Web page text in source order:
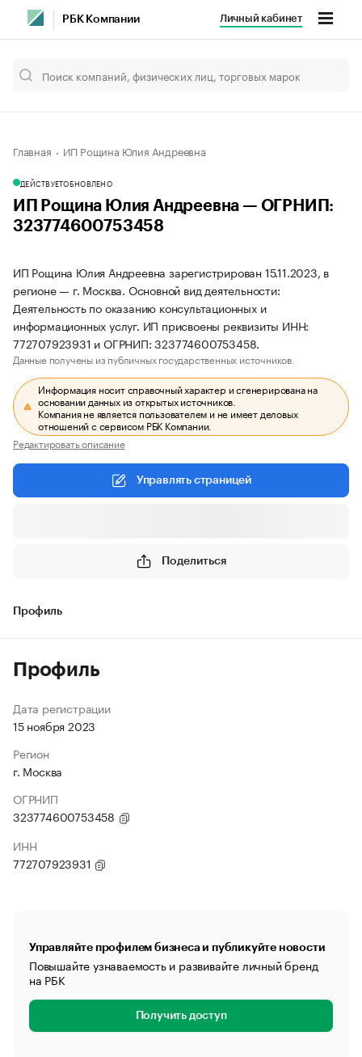
РБК Компании Личный кабинет
Главная ИП Рощина Юлия Андреевна
ДЕЙСТВУЕТОБНОВЛЕНО
ИП Рощина Юлия Андреевна — ОГРНИП:
323774600753458
ИП Рощина Юлия Андреевна зарегистрирован 15.11.2023, в
регионе — г. Москва. Основной вид деятельности:
Деятельность по оказанию консультационных и
информационных услуг. ИП присвоены реквизиты ИНН:
772707923931 и ОГРНИП: 323774600753458.
Данные получены из публичных государственных источников.
Информация носит справочный характер и сгенерирована на
основании данных из открытых источников.
Компания не является пользователем и не имеет деловых
отношений с сервисом РБК Компании.
Редактировать описание
Управлять страницей
Поделиться
Профиль
Профиль
Дата регистрации
15 ноября 2023
Регион
г. Москва
ОГРНИП
323774600753458
ИНН
772707923931
Управляйте профилем бизнеса и публикуйте новости
Повышайте узнаваемость и развивайте личный бренд
на РБК
Получить доступ